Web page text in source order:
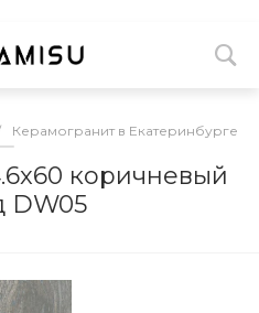
Керамогранит в Екатеринбурге
коричневый
DW05